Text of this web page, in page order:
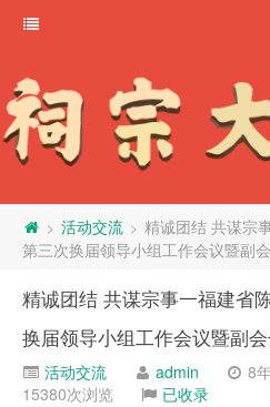
> 活动交流 > 精诚团结 共谋宗
第三次换届领导小组工作会议暨副
精诚团结 共谋宗事一福建省
换届领导小组工作会议暨副
活动交流 admin
8
15380次浏览
已收录